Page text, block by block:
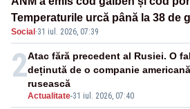
Temperaturile urcă până la 38 de
devin tropicale
Social ·31 iul. 2026, 07:39
2
Actualitate-31 iul. 2026, 07:40
Atac fără precedent al Rusiei. O
deținută de o companie
rusească